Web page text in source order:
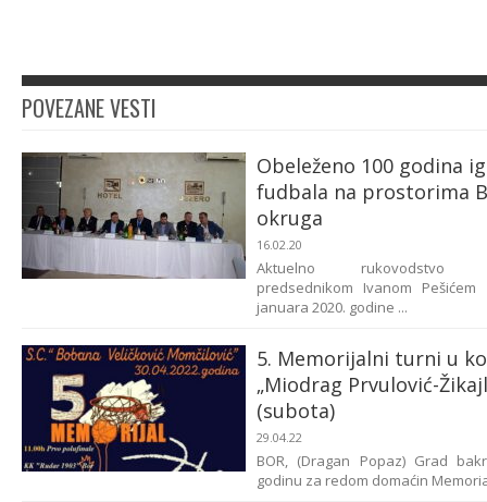
POVEZANE VESTI
Obeleženo 100 godina
fudbala na prostorima
okruga
16.02.20
Aktuelno rukovodstvo
predsednikom Ivanom
januara 2020. godine ...
5. Memorijalni turni u
„Miodrag Prvulović-
(subota)
29.04.22
BOR, (Dragan Popaz) Grad
godinu za redom domaćin